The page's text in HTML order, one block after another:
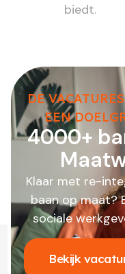
biedt.
DE
EEN
4000+
Klaar met re-
baan op maat?
sociale
Bekijk